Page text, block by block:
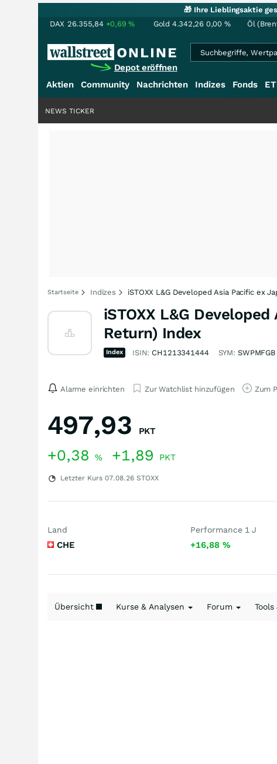
🎁 Ihre Lieblingsaktie
DAX 26.355,84 +0,69% Gold 4.342,26 0,00 % Öl
Depot eröffnen
Aktien Community Nachrichten Indizes Fonds
NEWS TICKER
Startseite Indizes iSTOXX L&G Developed Asia Pacific ex
iSTOXX L&G
Return) Index
Index ISIN: CH1213341444 SYM: SWPMFGB
Alarme einrichten Zur Watchlist hinzufügen Zum
497,93 PKT
+0,38 % +1,89 PKT
Letzter Kurs 07.08.26 STOXX
Land
CHE
Performance 1 J
+16,88 %
Übersicht Kurse & Analysen Forum